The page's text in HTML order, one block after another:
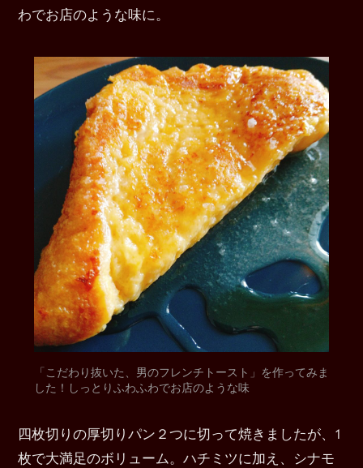
わでお店のような味に。
「こだわり抜いた、男のフレンチトースト」を作ってみま
した！しっとりふわふわでお店のような味
四枚切りの厚切りパン２つに切って焼きましたが、1
枚で大満足のボリューム。ハチミツに加え、シナモ